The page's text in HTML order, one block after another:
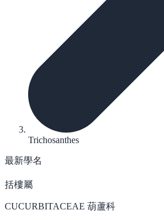
Trichosanthes
最新學名
括樓屬
CUCURBITACEAE 葫蘆科